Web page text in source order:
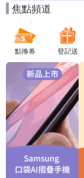
焦點頻道
點換券 登記送